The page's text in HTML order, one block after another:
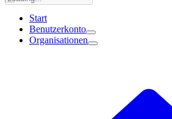
Start
Benutzerkonto
Organisationen